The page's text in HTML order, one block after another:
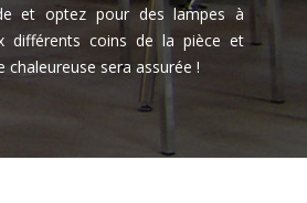
et optez pour des lampes à
différents coins de la pièce et
chaleureuse sera assurée !